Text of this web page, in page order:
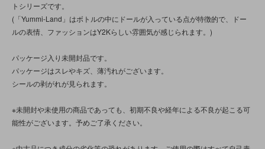
トシリーズです。
(「Yummi-Land」はボトルの中にドールが入っている点が特徴的で、ドー
ルの表情、ファッションはY2Kらしい雰囲気が感じられます。)
パッケージ入り未開封品です。
パッケージはスレやキズ、薄汚れがございます。
シールの剥がれが見られます。
※未開封や未使用の商品であっても、初期不良や経年による不良が起こる可
能性がございます。予めご了承ください。